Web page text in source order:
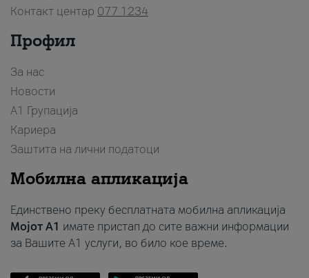
Контакт центар 077 1234
Профил
За нас
Новости
А1 Групација
Кариера
Заштита на лични податоци
Мобилна апликација
Единствено преку бесплатната мобилна апликација
Мојот A1 имате пристап до сите важни информации
за Вашите A1 услуги, во било кое време.